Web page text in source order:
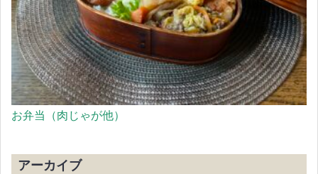
お弁当（肉じゃが他）
アーカイブ